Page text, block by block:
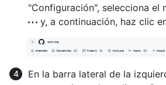
"Configuración", selecciona el
y, a continuación, haz clic
En la barra lateral de la